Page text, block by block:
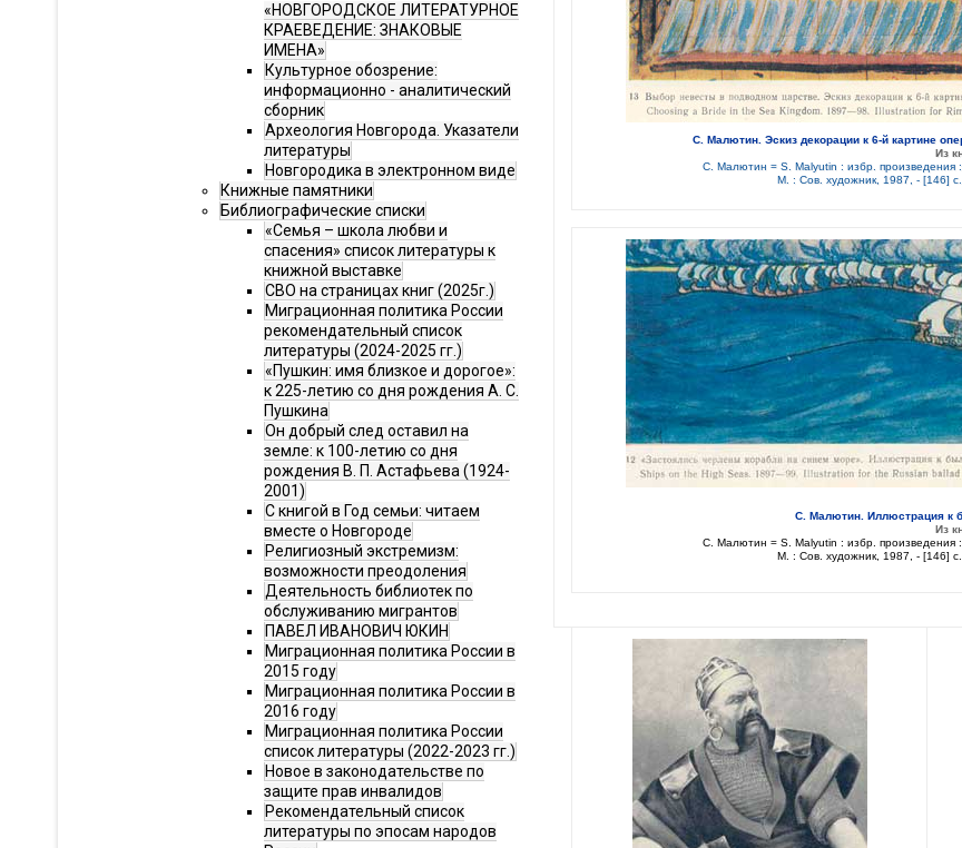
«НОВГОРОДСКОЕ ЛИТЕРАТУРНОЕ
КРАЕВЕДЕНИЕ: ЗНАКОВЫЕ
ИМЕНА»
Культурное обозрение:
информационно - аналитический
сборник
Археология Новгорода. Указатели
литературы
Новгородика в электронном виде
Книжные памятники
Библиографические списки
«Семья – школа любви и
спасения» список литературы к
книжной выставке
СВО на страницах книг (2025г.)
Миграционная политика России
рекомендательный список
литературы (2024-2025 гг.)
«Пушкин: имя близкое и дорогое»:
к 225-летию со дня рождения А. С.
Пушкина
Он добрый след оставил на
земле: к 100-летию со дня
рождения В. П. Астафьева (1924-
2001)
С книгой в Год семьи: читаем
вместе о Новгороде
Религиозный экстремизм:
возможности преодоления
Деятельность библиотек по
обслуживанию мигрантов
ПАВЕЛ ИВАНОВИЧ ЮКИН
Миграционная политика России в
2015 году
Миграционная политика России в
2016 году
Миграционная политика России
список литературы (2022-2023 гг.)
Новое в законодательстве по
защите прав инвалидов
Рекомендательный список
литературы по эпосам народов
С. Малютин. Эскиз декорации к 6-й картине
Из
С. Малютин = S. Malyutin : избр. произведения
М. : Сов. художник, 1987, - [146]
С. Малютин. Иллюстрация к
Из
С. Малютин = S. Malyutin : избр. произведения
М. : Сов. художник, 1987, - [146]